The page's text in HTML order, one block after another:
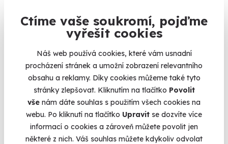
Ctíme vaše soukromí, pojďme
vyřešit cookies
Náš web používá cookies, které vám usnadní
procházení stránek a umožní zobrazení relevantního
obsahu a reklamy. Díky cookies můžeme také tyto
stránky zlepšovat. Kliknutím na tlačítko Povolit
vše nám dáte souhlas s použitím všech cookies na
webu. Po kliknutí na tlačítko Upravit se dozvíte více
informací o cookies a zároveň můžete povolit jen
některé z nich. Váš souhlas můžete kdykoliv odvolat
5 890 Kč
Volný termín už 01. 10. 2026
AKCE